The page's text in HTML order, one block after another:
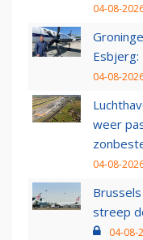
04-08-
04-08-
weer
04-08-
streep
04-08-